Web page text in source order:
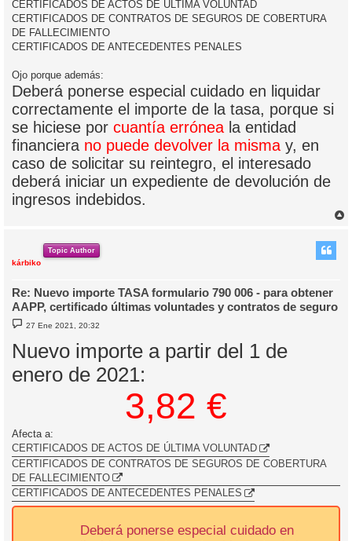
CERTIFICADOS DE ACTOS DE ÚLTIMA VOLUNTAD
CERTIFICADOS DE CONTRATOS DE SEGUROS DE COBERTURA
DE FALLECIMIENTO
CERTIFICADOS DE ANTECEDENTES PENALES
Ojo porque además:
Deberá ponerse especial cuidado en liquidar
correctamente el importe de la tasa, porque si
se hiciese por cuantía erróneala entidad
financiera no puede devolver la mismay, en
caso de solicitar su reintegro, el interesado
deberá iniciar un expediente de devolución de
ingresos indebidos.
Topic Author
kárbiko
Re: Nuevo importe TASA formulario 790 006 - para obtener
AAPP, certificado últimas voluntades y contratos de seguro
M
e
a
27 Ene 2021, 20:32
Nuevo importe a partir del 1 de
enero de 2021:
3,82 €
Afecta a:
CERTIFICADOS DE ACTOS DE ÚLTIMA VOLUNTAD
CERTIFICADOS DE CONTRATOS DE SEGUROS DE COBERTURA
DE FALLECIMIENTO
CERTIFICADOS DE ANTECEDENTES PENALES
Deberá ponerse especial cuidado en